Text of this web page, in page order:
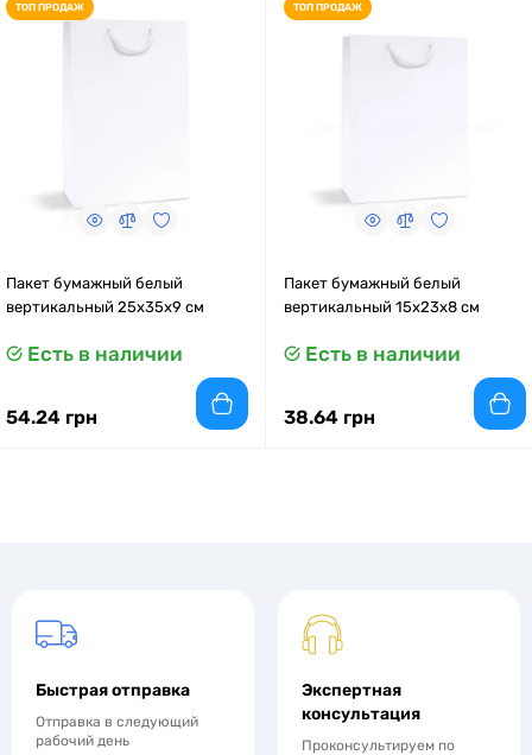
ТОП ПРОДАЖ
Пакет бумажный белый
вертикальный 25х35х9 см
Есть в наличии
54.24 грн
ТОП ПРОДАЖ
Пакет бумажный белый
вертикальный 15x23x8 см
Есть в наличии
38.64 грн
Быстрая отправка
Отправка в следующий
рабочий день
Экспертная
консультация
Проконсультируем по